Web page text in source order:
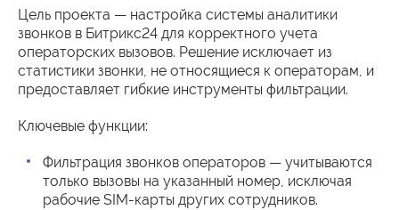
Цель проекта — настройка системы аналитики
звонков в Битрикс24 для корректного учета
операторских вызовов. Решение исключает из
статистики звонки, не относящиеся к операторам, и
предоставляет гибкие инструменты фильтрации.
Ключевые функции:
Фильтрация звонков операторов — учитываются
только вызовы на указанный номер, исключая
рабочие SIM-карты других сотрудников.